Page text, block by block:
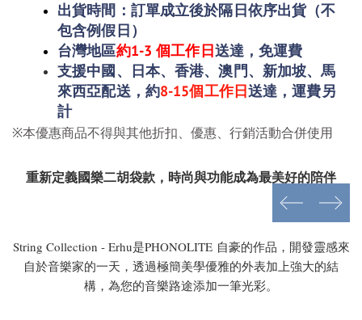
出貨時間： 訂單成立後於隔日依序出貨（不
包含例假日）
台灣地區約1-3 個工作日送達，免運費
支援中國、
日本、香港、澳門、新加坡、馬
來西亞配送，約8-15個工作日送達，運費另
計
※本優惠商品不得與其他折扣、 優惠 、行銷活動合併使用
重新定義國樂二胡袋款，時尚與功能成為最美好的陪伴
prev next
String Collection - Erhu是PHONOLITE 自豪的作品，開發靈感來
自於音樂家的一天，透過極簡美學優雅的外表加上強大的結
構，為您的音樂路途添加一筆光彩。